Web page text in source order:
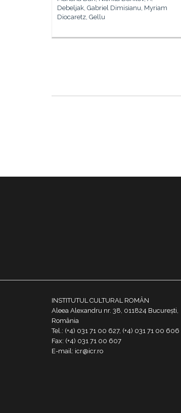
Debeljak, Gabriel Dimisianu, Myriam
Diocaretz, Gellu
INSTITUTUL CULTURAL ROMÂN
Aleea Alexandru nr. 38, 011824 București,
România
Tel.: (+4) 031 71 00 627, (+4) 031 71 00 606
Fax: (+4) 031 71 00 607
E-mail: icr@icr.ro